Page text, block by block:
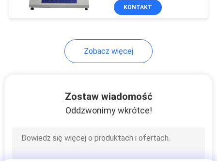
opakowań
testowania kasku
KONTAKT
Zobacz więcej
Zostaw wiadomość
Oddzwonimy wkrótce!